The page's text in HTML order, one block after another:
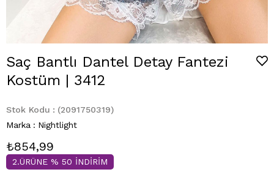
Saç Bantlı Dantel Detay Fantezi
Kostüm | 3412
Stok Kodu
(2091750319)
Marka : Nightlight
₺854,99
2.ÜRÜNE % 50 İNDİRİM